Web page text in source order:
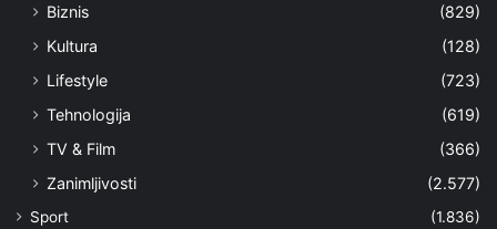
Biznis
(829)
Kultura
(128)
Lifestyle
(723)
Tehnologija
(619)
TV & Film
(366)
Zanimljivosti
(2.577)
Sport
(1.836)